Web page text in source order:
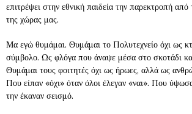
επιτρέψει στην εθνική παιδεία την παρεκτροπή από
της χώρας μας.
Μα εγώ θυμάμαι. Θυμάμαι το Πολυτεχνείο όχι ως
σύμβολο. Ως φλόγα που άναψε μέσα στο σκοτάδι
Θυμάμαι τους φοιτητές όχι ως ήρωες, αλλά ως
Που είπαν «όχι» όταν όλοι έλεγαν «ναι». Που
την έκαναν σεισμό.